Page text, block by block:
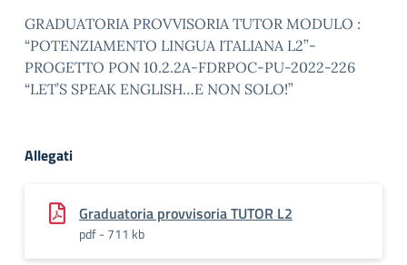
GRADUATORIA PROVVISORIA TUTOR MODULO :
“POTENZIAMENTO LINGUA ITALIANA L2”-
PROGETTO PON 10.2.2A-FDRPOC-PU-2022-226
“LET’S SPEAK ENGLISH…E NON SOLO!”
Allegati
Graduatoria provvisoria TUTOR L2
pdf - 711 kb